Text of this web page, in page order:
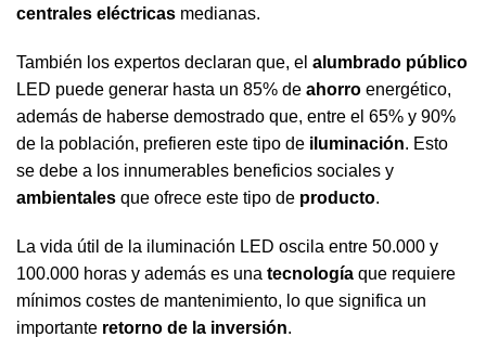
centrales eléctricas medianas.
También los expertos declaran que, el alumbrado público
LED puede generar hasta un 85% de ahorro energético,
además de haberse demostrado que, entre el 65% y 90%
de la población, prefieren este tipo de iluminación. Esto
se debe a los innumerables beneficios sociales y
ambientales que ofrece este tipo de producto.
La vida útil de la iluminación LED oscila entre 50.000 y
100.000 horas y además es una tecnología que requiere
mínimos costes de mantenimiento, lo que significa un
importante retorno de la inversión.